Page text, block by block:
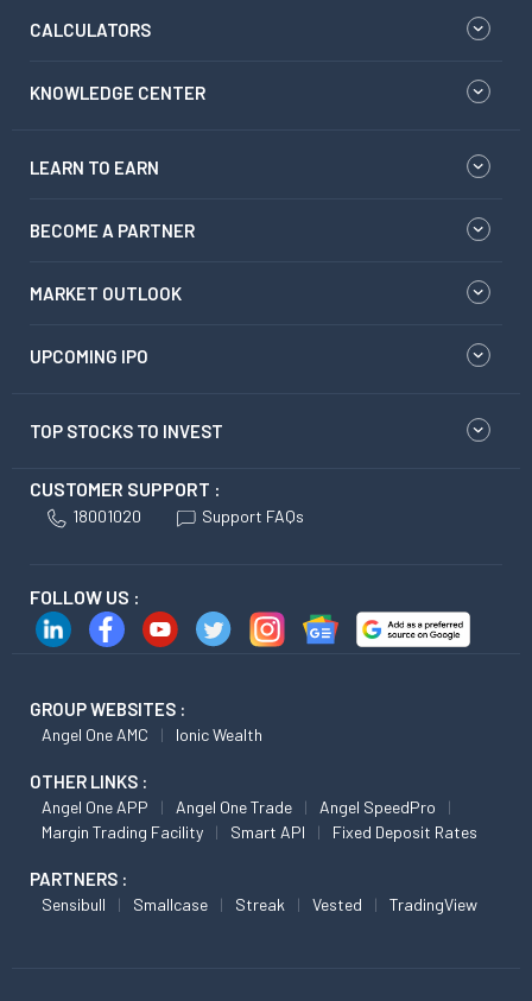
CALCULATORS
KNOWLEDGE CENTER
LEARN TO EARN
BECOME A PARTNER
MARKET OUTLOOK
UPCOMING IPO
TOP STOCKS TO INVEST
CUSTOMER SUPPORT :
18001020 Support FAQs
FOLLOW US :
GROUP WEBSITES :
Angel One AMC Ionic Wealth
OTHER LINKS :
Angel One APP Angel One Trade
Angel SpeedPro
Margin Trading Facility
Smart API Fixed Deposit Rates
PARTNERS :
Sensibull Smallcase Streak Vested TradingView